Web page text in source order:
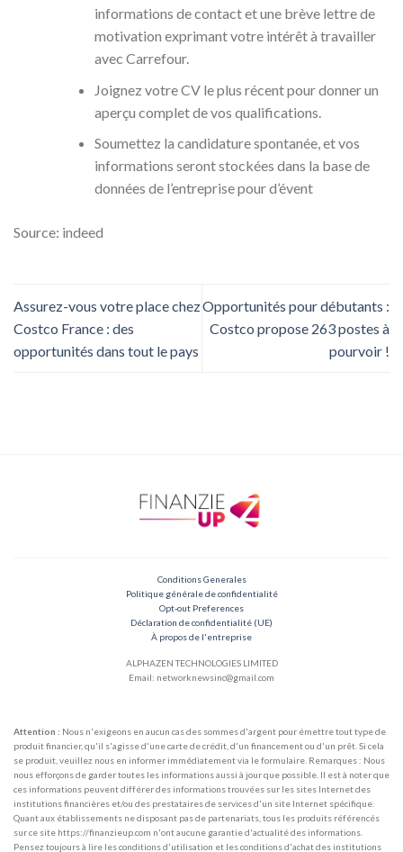
informations de contact et une brève lettre de
motivation exprimant votre intérêt à travailler
avec Carrefour.
Joignez votre CV le plus récent pour donner un
aperçu complet de vos qualifications.
Soumettez la candidature spontanée, et vos
informations seront stockées dans la base de
données de l’entreprise pour d’évent
Source: indeed
Assurez-vous votre place chez
Costco France : des
opportunités dans tout le pays
Opportunités pour débutants :
Costco propose 263 postes à
pourvoir !
Conditions Generales
Politique générale de confidentialité
Opt-out Preferences
Déclaration de confidentialité (UE)
À propos de l'entreprise
ALPHAZEN TECHNOLOGIES LIMITED
Email: networknewsinc@gmail.com
Attention : Nous n'exigeons en aucun cas des sommes d'argent pour émettre tout type de
produit financier, qu'il s'agisse d'une carte de crédit, d'un financement ou d'un prêt. Si cela
se produit, veuillez nous en informer immédiatement via le formulaire. Remarques : Nous
nous efforçons de garder toutes les informations aussi à jour que possible. Il est à noter que
ces informations peuvent différer des informations trouvées sur les sites Internet des
institutions financières et/ou des prestataires de services d'un site Internet spécifique.
Quant aux établissements ne disposant pas de partenariats, tous les produits référencés
sur ce site https://finanzieup.com n'ont aucune garantie d'actualité des informations.
Pensez toujours à lire les conditions d'utilisation et les conditions d'achat des institutions